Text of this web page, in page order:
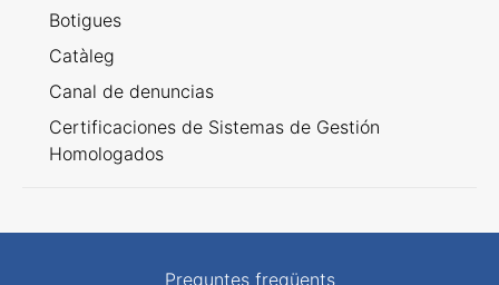
Botigues
Catàleg
Canal de denuncias
Certificaciones de Sistemas de Gestión
Homologados
Preguntes freqüents